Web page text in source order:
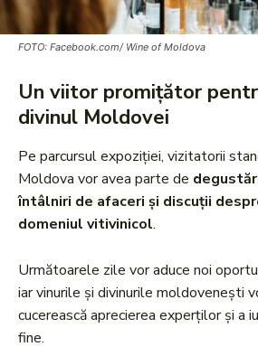
FOTO: Facebook.com/ Wine of Moldova
Un viitor promițător
divinul Moldovei
Pe parcursul expoziției, vizitatorii
Moldova vor avea parte de
întâlniri de afaceri și discuții
domeniul vitivinicol.
Următoarele zile vor aduce noi
iar vinurile și divinurile moldovenești
cucerească aprecierea experților și a
fine.